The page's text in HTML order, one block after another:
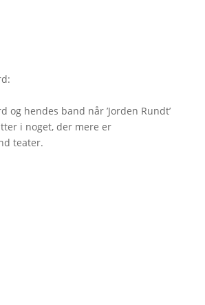
:
og hendes band når ’Jorden Rundt’
i noget, der mere er
teater.